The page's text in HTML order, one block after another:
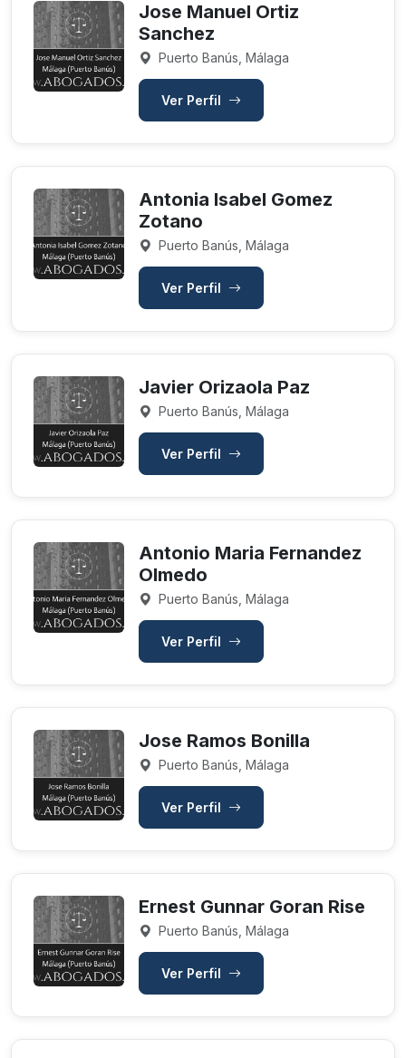
Jose Manuel Ortiz
Sanchez
Puerto Banús, Málaga
Ver Perfil
Antonia Isabel Gomez
Zotano
Puerto Banús, Málaga
Ver Perfil
Javier Orizaola Paz
Puerto Banús, Málaga
Ver Perfil
Antonio Maria Fernandez
Olmedo
Puerto Banús, Málaga
Ver Perfil
Jose Ramos Bonilla
Puerto Banús, Málaga
Ver Perfil
Ernest Gunnar Goran Rise
Puerto Banús, Málaga
Ver Perfil